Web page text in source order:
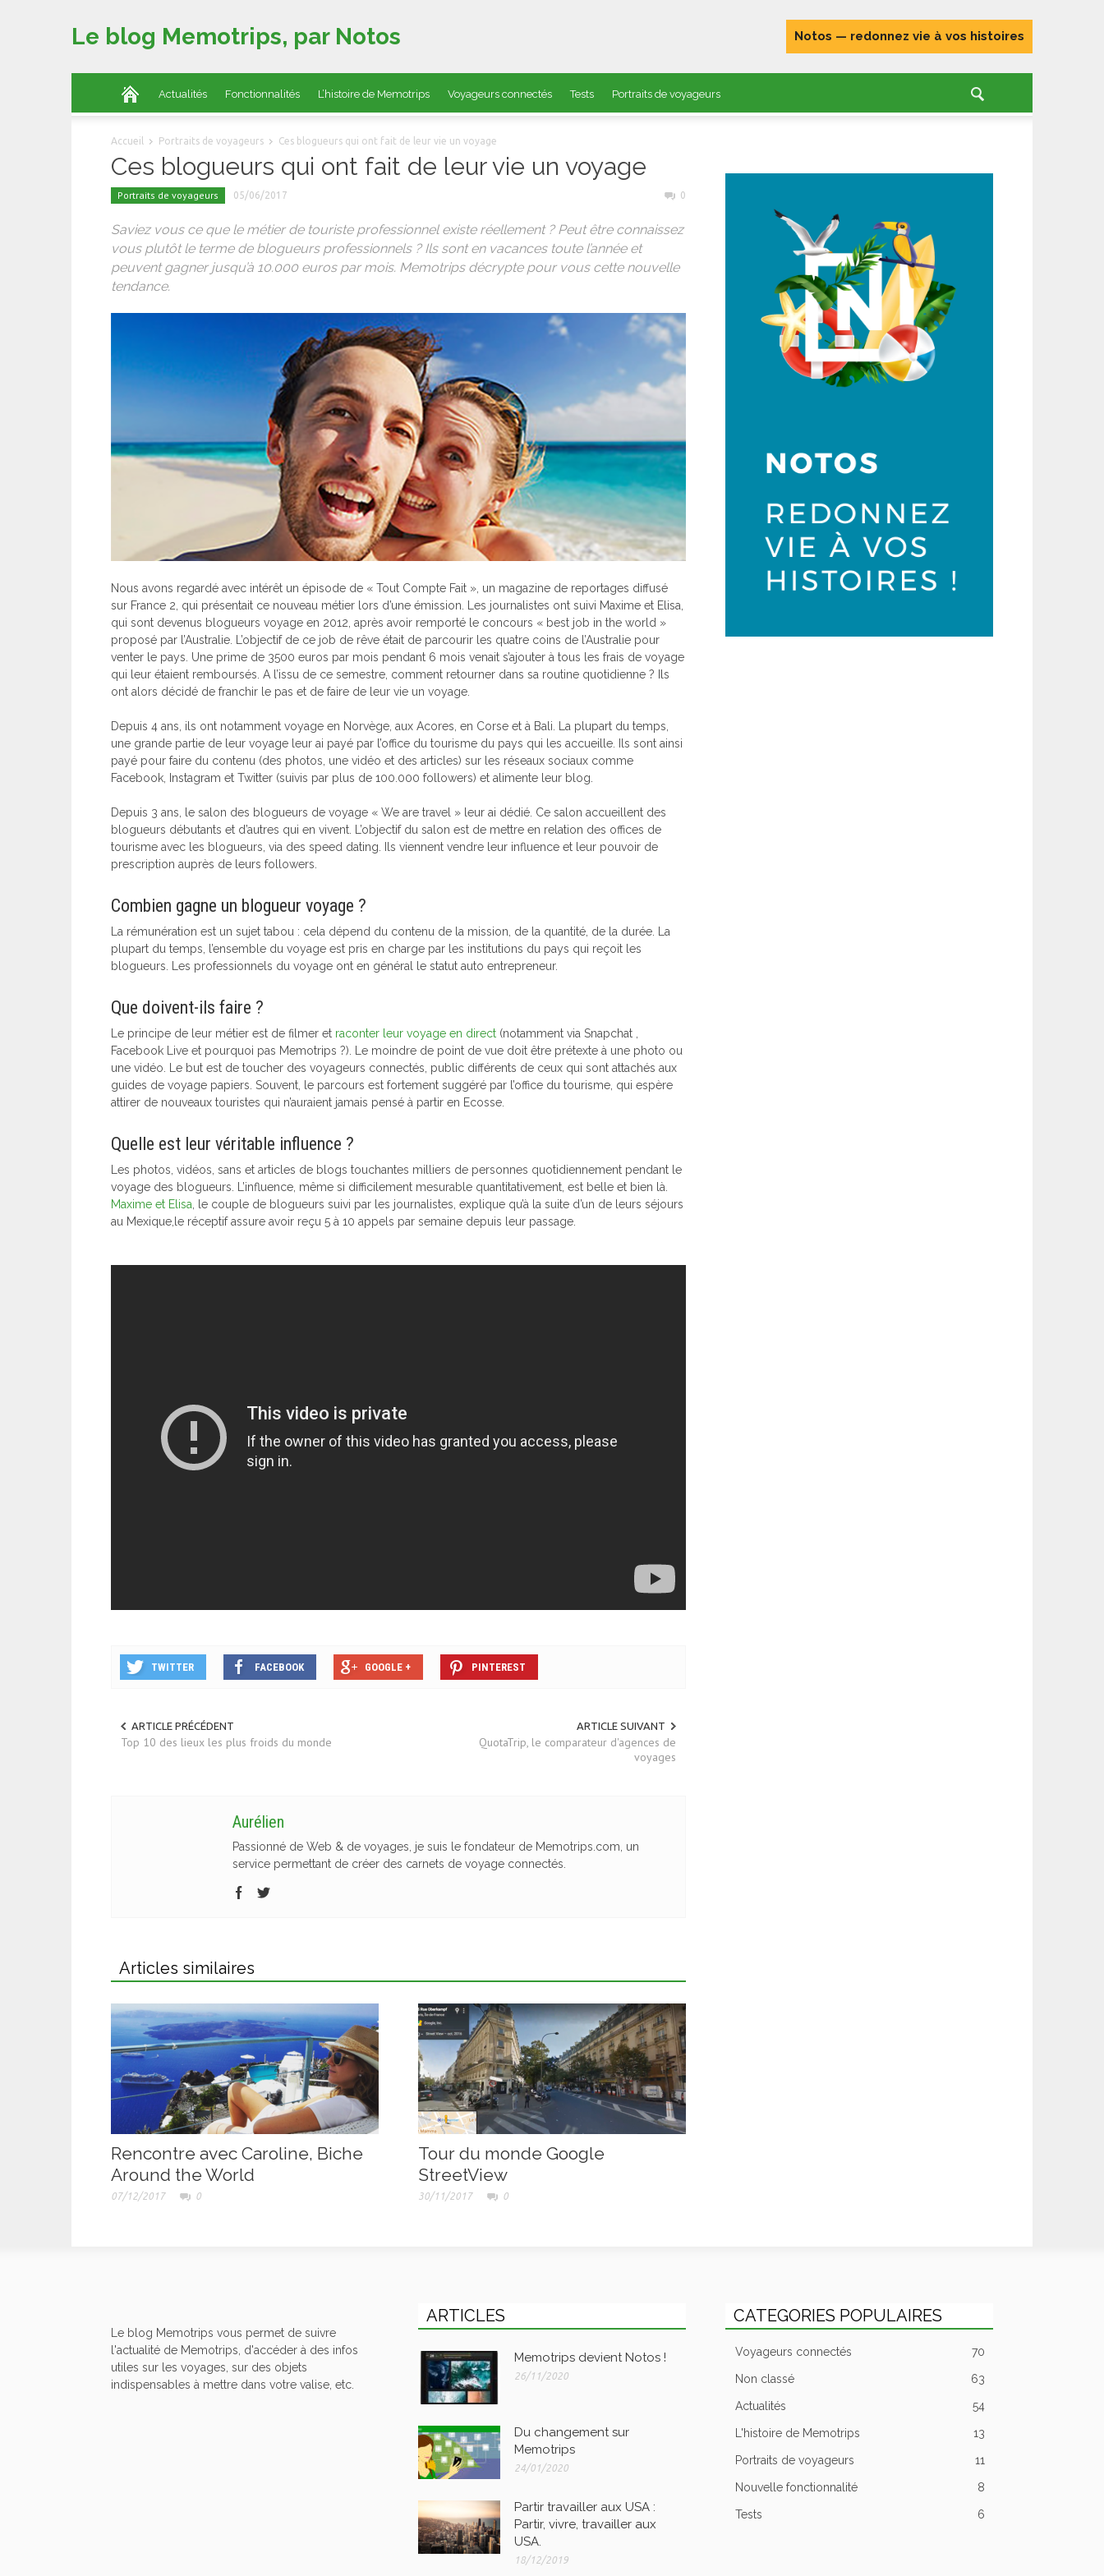
Le blog Memotrips, par Notos Notos — redonnez vie à vos histoires
Actualités Fonctionnalités L’histoire de Memotrips Voyageurs connectés Tests Portraits de voyageurs
Accueil Portraits de voyageurs Ces blogueurs qui ont fait de leur vie un voyage
Ces blogueurs qui ont fait de leur vie un voyage
Portraits de voyageurs 05/06/2017 0
Saviez vous ce que le métier de touriste professionnel existe réellement ? Peut être connaissez
vous plutôt le terme de blogueurs professionnels ? Ils sont en vacances toute l’année et
peuvent gagner jusqu’à 10.000 euros par mois. Memotrips décrypte pour vous cette nouvelle
tendance.
Nous avons regardé avec intérêt un épisode de « Tout Compte Fait », un magazine de reportages diffusé
sur France 2, qui présentait ce nouveau métier lors d’une émission. Les journalistes ont suivi Maxime et Elisa,
qui sont devenus blogueurs voyage en 2012, après avoir remporté le concours « best job in the world »
proposé par l’Australie. L’objectif de ce job de rêve était de parcourir les quatre coins de l’Australie pour
venter le pays. Une prime de 3500 euros par mois pendant 6 mois venait s’ajouter à tous les frais de voyage
qui leur étaient remboursés. A l’issu de ce semestre, comment retourner dans sa routine quotidienne ? Ils
ont alors décidé de franchir le pas et de faire de leur vie un voyage.
Depuis 4 ans, ils ont notamment voyage en Norvège, aux Acores, en Corse et à Bali. La plupart du temps,
une grande partie de leur voyage leur ai payé par l’office du tourisme du pays qui les accueille. Ils sont ainsi
payé pour faire du contenu (des photos, une vidéo et des articles) sur les réseaux sociaux comme
Facebook, Instagram et Twitter (suivis par plus de 100.000 followers) et alimente leur blog.
Depuis 3 ans, le salon des blogueurs de voyage « We are travel » leur ai dédié. Ce salon accueillent des
blogueurs débutants et d’autres qui en vivent. L’objectif du salon est de mettre en relation des offices de
tourisme avec les blogueurs, via des speed dating. Ils viennent vendre leur influence et leur pouvoir de
prescription auprès de leurs followers.
Combien gagne un blogueur voyage ?
La rémunération est un sujet tabou : cela dépend du contenu de la mission, de la quantité, de la durée. La
plupart du temps, l’ensemble du voyage est pris en charge par les institutions du pays qui reçoit les
blogueurs. Les professionnels du voyage ont en général le statut auto entrepreneur.
Que doivent-ils faire ?
Le principe de leur métier est de filmer et raconter leur voyage en direct (notamment via Snapchat ,
Facebook Live et pourquoi pas Memotrips ?). Le moindre de point de vue doit être prétexte à une photo ou
une vidéo. Le but est de toucher des voyageurs connectés, public différents de ceux qui sont attachés aux
guides de voyage papiers. Souvent, le parcours est fortement suggéré par l’office du tourisme, qui espère
attirer de nouveaux touristes qui n’auraient jamais pensé à partir en Ecosse.
Quelle est leur véritable influence ?
Les photos, vidéos, sans et articles de blogs touchantes milliers de personnes quotidiennement pendant le
voyage des blogueurs. L’influence, même si difficilement mesurable quantitativement, est belle et bien là.
Maxime et Elisa , le couple de blogueurs suivi par les journalistes, explique qu’à la suite d’un de leurs séjours
au Mexique,le réceptif assure avoir reçu 5 à 10 appels par semaine depuis leur passage.
TWITTER FACEBOOK GOOGLE + PINTEREST
ARTICLE PRÉCÉDENT
Top 10 des lieux les plus froids du monde
ARTICLE SUIVANT
QuotaTrip, le comparateur d'agences de
voyages
Aurélien
Passionné de Web & de voyages, je suis le fondateur de Memotrips.com, un
service permettant de créer des carnets de voyage connectés.
Articles similaires
Rencontre avec Caroline, Biche
Around the World
07/12/2017 0
Tour du monde Google
StreetView
30/11/2017 0
Le blog Memotrips vous permet de suivre
l'actualité de Memotrips, d'accéder à des infos
utiles sur les voyages, sur des objets
indispensables à mettre dans votre valise, etc.
ARTICLES
Memotrips devient Notos !
26/11/2020
Du changement sur
Memotrips
24/01/2020
Partir travailler aux USA :
Partir, vivre, travailler aux
USA.
18/12/2019
CATEGORIES POPULAIRES
Voyageurs connectés 70
Non classé 63
Actualités 54
L'histoire de Memotrips 13
Portraits de voyageurs 11
Nouvelle fonctionnalité 8
Tests 6